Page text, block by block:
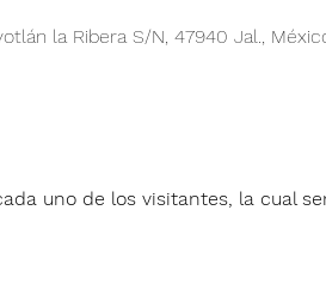
la Ribera S/N, 47940 Jal.,
uno de los visitantes, la cual